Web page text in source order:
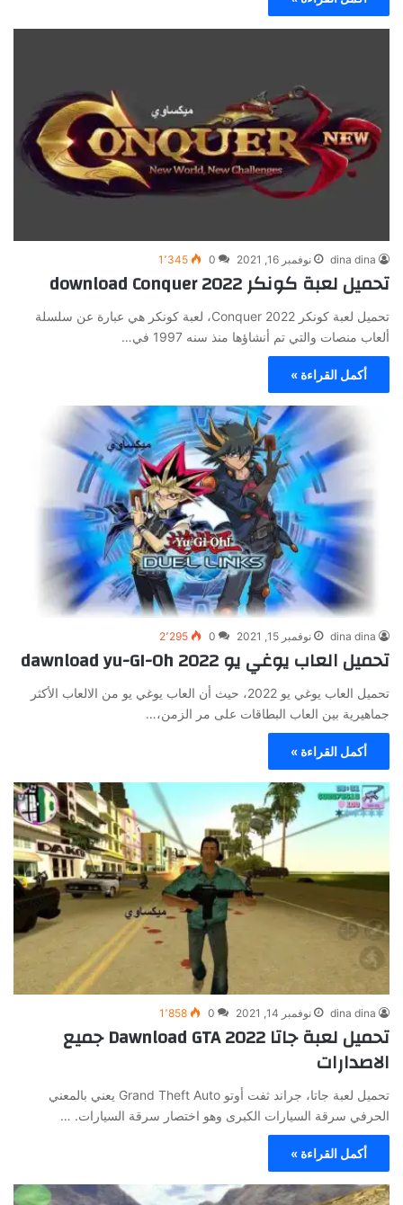
dina dina نوفمبر 16, 2021 0 1٬345
تحميل لعبة كونكر download Conquer 2022
تحميل لعبة كونكر Conquer 2022، لعبة كونكر هي عبارة عن سلسلة
ألعاب منصات والتي تم أنشاؤها منذ سنه 1997 في…
أكمل القراءة »
dina dina نوفمبر 15, 2021 0 2٬295
تحميل العاب يوغي يو 2022 dawnload yu-GI-Oh
تحميل العاب يوغي يو 2022، حيث أن العاب يوغي يو من الالعاب الأكثر
جماهيرية بين العاب البطاقات على مر الزمن،…
أكمل القراءة »
dina dina نوفمبر 14, 2021 0 1٬858
تحميل لعبة جاتا 2022 Dawnload GTA جميع
الاصدارات
تحميل لعبة جاتا، جراند ثفت أوتو Grand Theft Auto يعني بالمعني
الحرفي سرقة السيارات الكبرى وهو اختصار سرقة السيارات. ‏…
أكمل القراءة »